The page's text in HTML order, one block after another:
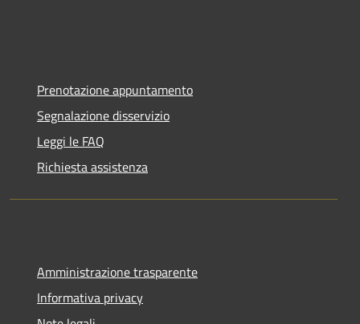
Prenotazione appuntamento
Segnalazione disservizio
Leggi le FAQ
Richiesta assistenza
Amministrazione trasparente
Informativa privacy